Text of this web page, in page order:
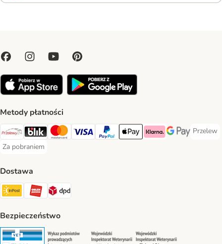
Metody płatności
Przelewy24 Payment Method
Blik Payment Method
MasterCard Payment Method
Visa Payment Method
PayPal Payment Method
Apple Pay Payment Method
Klarna Payment Method
Google Pay
Przelew
Przelew
Za pobraniem
Za pobraniem Payment Method
Dostawa
Paczkomat® Shipping Method
ORLEN Paczka Shipping Method
DPD Shipping Method
Bezpieczeństwo
Security Security Security